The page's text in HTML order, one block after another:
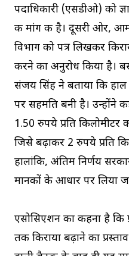
पदाधिकारी (एसडीओ) को
की मांग की है। दूसरी ओर,
विभाग को पत्र लिखकर
करने का अनुरोध किया है।
संजय सिंह ने बताया कि
पर सहमति बनी है। उन्होंने
1.50 रुपये प्रति किलोमीटर
जिसे बढ़ाकर 2 रुपये प्रति
हालांकि, अंतिम निर्णय
मानकों के आधार पर लिया
एसोसिएशन का कहना है कि
तक किराया बढ़ाने का